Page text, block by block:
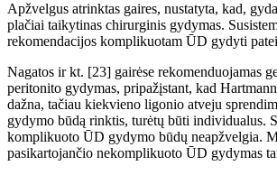
Apžvelgus atrinktas gaires, nustatyta, kad,
plačiai taikytinas chirurginis gydymas.
rekomendacijos komplikuotam ŪD gydyti
Nagatos ir kt. [23] gairėse rekomenduojamas
peritonito gydymas, pripažįstant, kad
dažna, tačiau kiekvieno ligonio atveju
gydymo būdą rinktis, turėtų būti individualus.
komplikuoto ŪD gydymo būdų neapžvelgia.
pasikartojančio nekomplikuoto ŪD gydymas